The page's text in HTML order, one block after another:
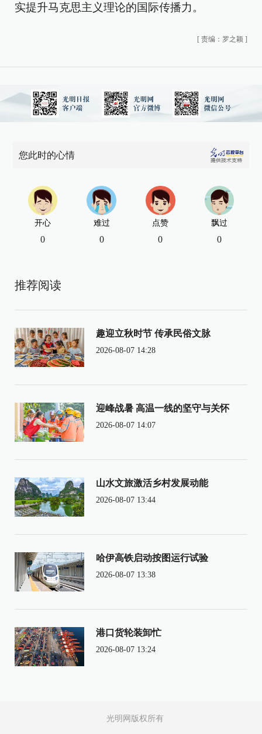
实提升马克思主义理论的国际传播力。
[ 责编：罗之颖 ]
您此时的心情
开心
0
难过
0
点赞
0
飘过
0
推荐阅读
趣迎立秋时节 传承民俗文脉
2026-08-07 14:28
迎峰战暑 高温一线的坚守与关怀
2026-08-07 14:07
山水文旅激活乡村发展动能
2026-08-07 13:44
哈伊高铁启动按图运行试验
2026-08-07 13:38
港口货轮装卸忙
2026-08-07 13:24
光明网版权所有